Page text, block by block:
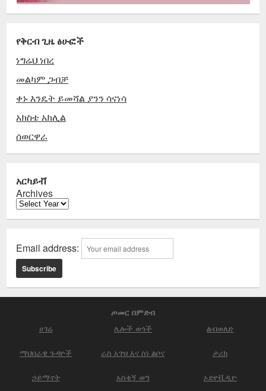
የቅርብ ጊዜ ፅሁፎች
ነግሬህ ነበረ
መልካም ጋብቻ
ቀኑ እንዴት ይመሻል ያንን ሳናነሳ
አክስቴ አክሊል
ሰወርዋራ
አርካይቭ
Archives
Email address:
ጦመር በምድብ
ሀገሬ ሌሎች ወጎች ልብወለድ
ማህበራዊ ጉዳዮች ራስ አገዝ እና ስነ ልቦና ታሪክ
ኃይማኖት አስቂኝ ወግ ኦድዮቪዲዮ